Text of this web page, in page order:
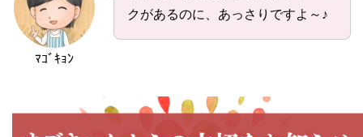
ﾏｺﾞｷｮﾝ
クがあるのに、あっさりですよ～♪